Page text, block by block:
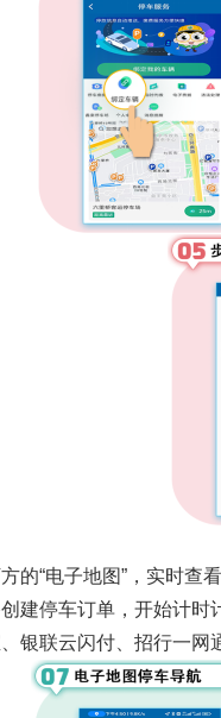
的“电子地图”，实时
建停车订单，开始计
银联云闪付、招行一网